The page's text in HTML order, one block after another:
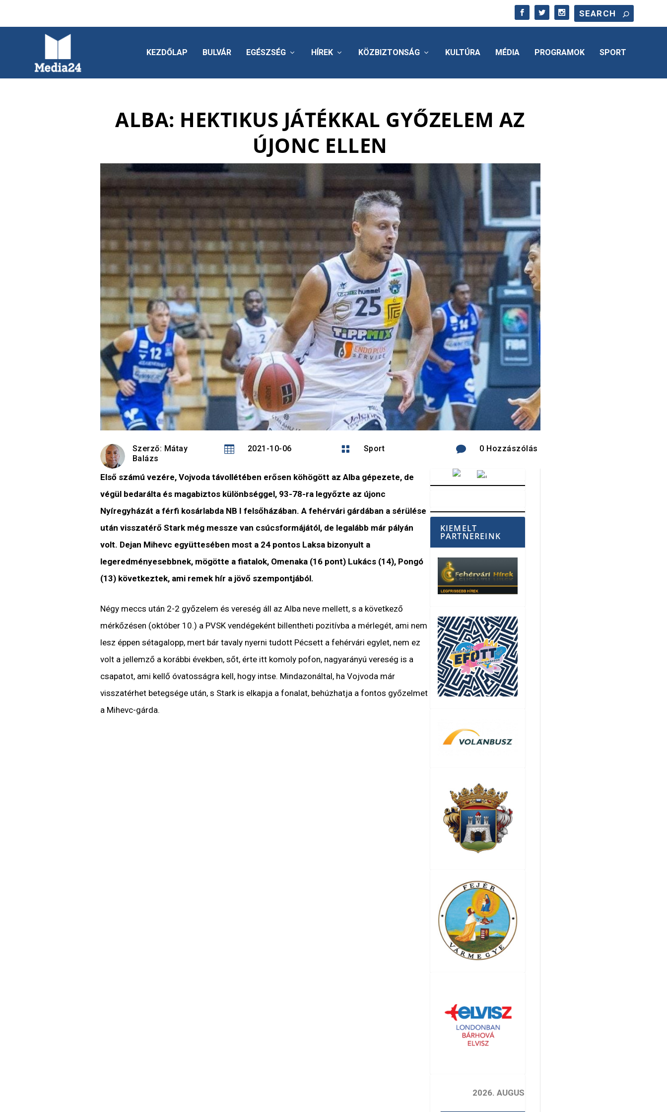
KEZDŐLAP BULVÁR EGÉSZSÉG HÍREK KÖZBIZTONSÁG KULTÚRA MÉDIA PROGRAMOK SPORT
ALBA: HEKTIKUS JÁTÉKKAL GYŐZELEM AZ
ÚJONC ELLEN
Szerző: Mátay
Balázs
 2021-10-06  Sport  0 Hozzászólás
Első számú vezére, Vojvoda távollétében erősen köhögött az Alba gépezete, de
végül bedarálta és magabiztos különbséggel, 93-78-ra legyőzte az újonc
Nyíregyházát a férfi kosárlabda NB I felsőházában. A fehérvári gárdában a sérülése
után visszatérő Stark még messze van csúcsformájától, de legalább már pályán
volt. Dejan Mihevc együttesében most a 24 pontos Laksa bizonyult a
legeredményesebbnek, mögötte a fiatalok, Omenaka (16 pont) Lukács (14), Pongó
(13) következtek, ami remek hír a jövő szempontjából.
Négy meccs után 2-2 győzelem és vereség áll az Alba neve mellett, s a következő
mérkőzésen (október 10.) a PVSK vendégeként billentheti pozitívba a mérlegét, ami nem
lesz éppen sétagalopp, mert bár tavaly nyerni tudott Pécsett a fehérvári egylet, nem ez
volt a jellemző a korábbi években, sőt, érte itt komoly pofon, nagyarányú vereség is a
csapatot, ami kellő óvatosságra kell, hogy intse. Mindazonáltal, ha Vojvoda már
visszatérhet betegsége után, s Stark is elkapja a fonalat, behúzhatja a fontos győzelmet
a Mihevc-gárda.
KIEMELT
PARTNEREINK
2026. AUGUSZTUS